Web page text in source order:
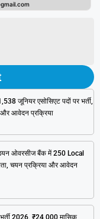
जूनियर एसोसिएट पदों पर भर्ती,
आवेदन प्रक्रिया
ओवरसीज बैंक में 250 Local
चयन प्रक्रिया और आवेदन